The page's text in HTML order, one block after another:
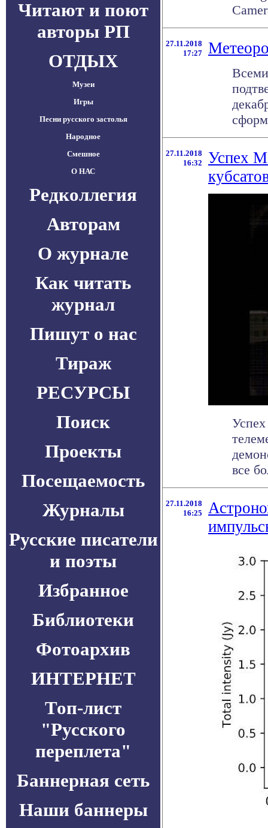
Читают и поют
авторы РП
ОТДЫХ
Музеи
Игры
Песни русского застолья
Народное
Смешное
О НАС
Редколлегия
Авторам
О журнале
Как читать
журнал
Пишут о нас
Тираж
РЕСУРСЫ
Поиск
Проекты
Посещаемость
Журналы
Русские писатели
и поэты
Избранное
Библиотеки
Фотоархив
ИНТЕРНЕТ
Топ-лист
"Русского
переплета"
Баннерная сеть
Наши баннеры
27.11.2018
17:27
27.11.2018
16:32
Успех
все
27.11.2018
16:25